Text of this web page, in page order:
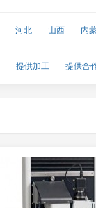
河北 山西 内
提供加工 提供合